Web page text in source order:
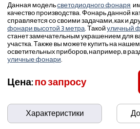
Данная модельсветодиодного фонаря
качество производства. Фонарь данной
справляется со своими задачами, как и
фонари высотой 3 метра . Такойуличный
станет замечательным украшением для
участка. Также вы можете купить на
осветительных приборов, например, в
уличные фонари
Цена:по запросу
Характеристики